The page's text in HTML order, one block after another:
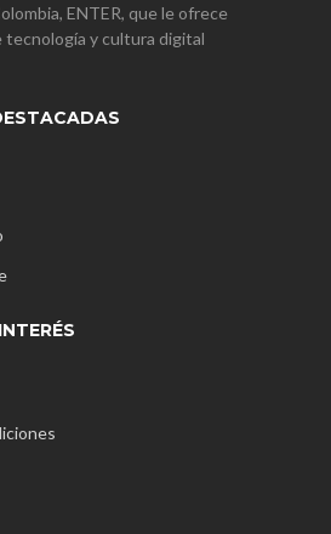
ENTER, que le ofrece
y cultura digital